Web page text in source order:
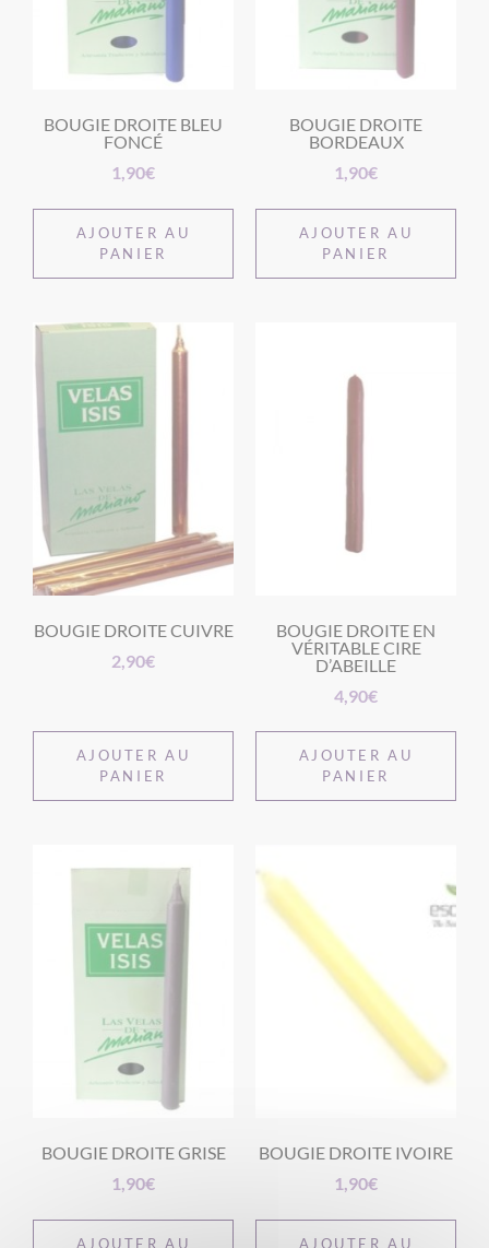
BOUGIE DROITE BLEU
FONCÉ
1,90€
AJOUTER AU
PANIER
BOUGIE DROITE
BORDEAUX
1,90€
AJOUTER AU
PANIER
BOUGIE DROITE CUIVRE
2,90€
AJOUTER AU
PANIER
BOUGIE DROITE EN
VÉRITABLE CIRE
D’ABEILLE
4,90€
AJOUTER AU
PANIER
BOUGIE DROITE GRISE
1,90€
AJOUTER AU
BOUGIE DROITE IVOIRE
1,90€
AJOUTER AU